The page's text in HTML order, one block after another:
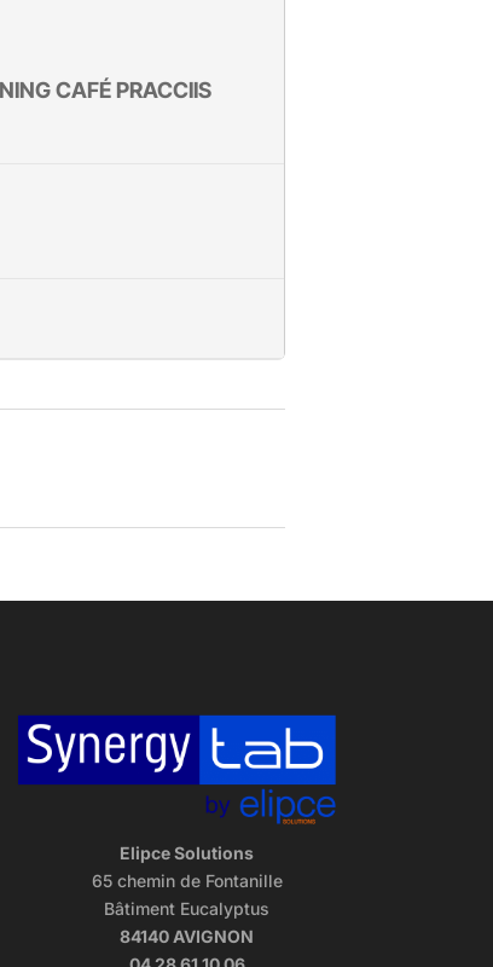
CAFÉ PRACCIIS
Elipce Solutions
65 chemin de Fontanille
Bâtiment Eucalyptus
84140 AVIGNON